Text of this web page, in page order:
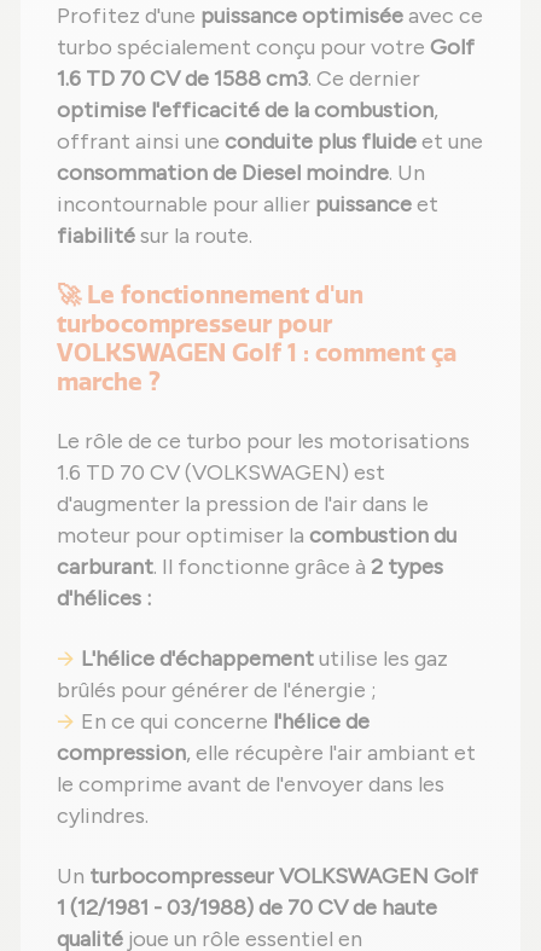
Profitez d'une puissance optimiséeavec ce
turbo spécialement conçu pour votre Golf
1.6 TD 70 CV de 1588 cm3. Ce dernier
optimise l'efficacité de la combustion,
offrant ainsi une conduite plus fluideet une
consommation de Diesel moindre. Un
incontournable pour allier puissanceet
fiabilitésur la route.
🚀 Le fonctionnement d'un
turbocompresseur pour
VOLKSWAGEN Golf 1 : comment ça
marche ?
Le rôle de ce turbo pour les motorisations
1.6 TD 70 CV (VOLKSWAGEN) est
d'augmenter la pression de l'air dans le
moteur pour optimiser la combustion du
carburant. Il fonctionne grâce à 2 types
d'hélices :
L'hélice d'échappementutilise les gaz
brûlés pour générer de l'énergie ;
En ce qui concerne l'hélice de
compression, elle récupère l'air ambiant et
le comprime avant de l'envoyer dans les
cylindres.
Un turbocompresseur VOLKSWAGEN Golf
1 (12/1981 - 03/1988) de 70 CV de haute
qualité joue un rôle essentiel en